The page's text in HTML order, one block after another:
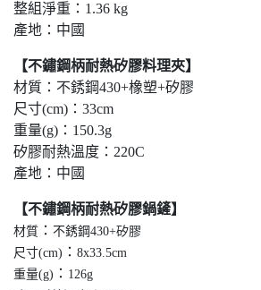
整組淨重：1.36 kg
產地：中國
【不鏽鋼柄耐熱矽膠料理夾】
材質：不銹鋼430+橡塑+矽膠
尺寸(cm)：33cm
重量(g)：150.3g
矽膠耐熱溫度：220C
產地：中國
【不鏽鋼柄耐熱矽膠鍋鏟】
材質 ： 不銹鋼430+矽膠
尺寸(cm) ： 8x33.5cm
重量(g) ： 126g